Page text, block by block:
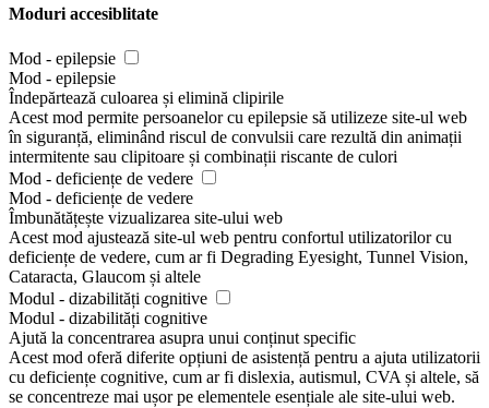
Moduri accesiblitate
Mod - epilepsie
Mod - epilepsie
Îndepărtează culoarea și elimină clipirile
Acest mod permite persoanelor cu epilepsie să utilizeze site-ul web
în siguranță, eliminând riscul de convulsii care rezultă din animații
intermitente sau clipitoare și combinații riscante de culori
Mod - deficiențe de vedere
Mod - deficiențe de vedere
Îmbunătățește vizualizarea site-ului web
Acest mod ajustează site-ul web pentru confortul utilizatorilor cu
deficiențe de vedere, cum ar fi Degrading Eyesight, Tunnel Vision,
Cataracta, Glaucom și altele
Modul - dizabilități cognitive
Modul - dizabilități cognitive
Ajută la concentrarea asupra unui conținut specific
Acest mod oferă diferite opțiuni de asistență pentru a ajuta utilizatorii
cu deficiențe cognitive, cum ar fi dislexia, autismul, CVA și altele, să
se concentreze mai ușor pe elementele esențiale ale site-ului web.